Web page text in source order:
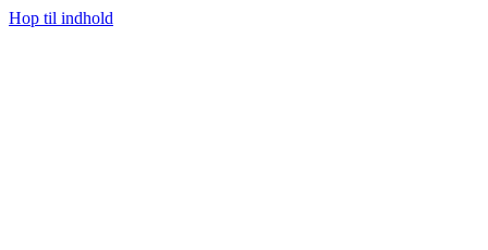
Hop til indhold